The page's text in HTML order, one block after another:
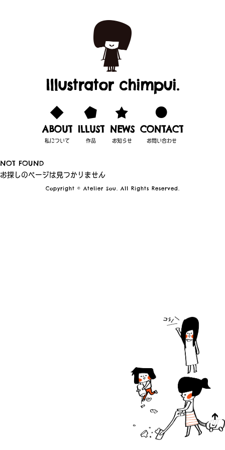
Illustrator chimpui.
ABOUT
私について
ILLUST
作品
NEWS
お知らせ
CONTACT
お問い合わせ
NOT FOUND
お探しのページは見つかりません
Copyright © Atelier Sou. All Rights Reserved.